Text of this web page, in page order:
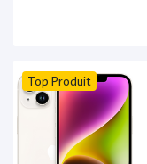
Top Produit